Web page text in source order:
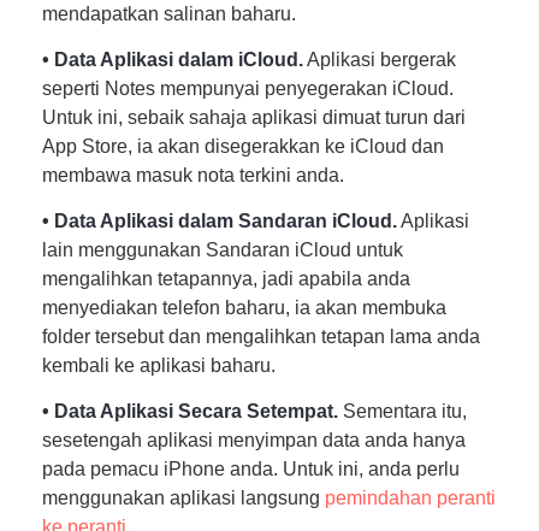
mendapatkan salinan baharu.
• Data Aplikasi dalam iCloud.Aplikasi bergerak
seperti Notes mempunyai penyegerakan iCloud.
Untuk ini, sebaik sahaja aplikasi dimuat turun dari
App Store, ia akan disegerakkan ke iCloud dan
membawa masuk nota terkini anda.
• Data Aplikasi dalam Sandaran iCloud.Aplikasi
lain menggunakan Sandaran iCloud untuk
mengalihkan tetapannya, jadi apabila anda
menyediakan telefon baharu, ia akan membuka
folder tersebut dan mengalihkan tetapan lama anda
kembali ke aplikasi baharu.
• Data Aplikasi Secara Setempat. Sementara itu,
sesetengah aplikasi menyimpan data anda hanya
pada pemacu iPhone anda. Untuk ini, anda perlu
menggunakan aplikasi langsung pemindahan peranti
ke peranti.